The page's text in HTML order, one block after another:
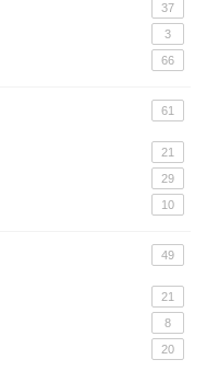
37
3
66
61
21
29
10
49
21
8
20